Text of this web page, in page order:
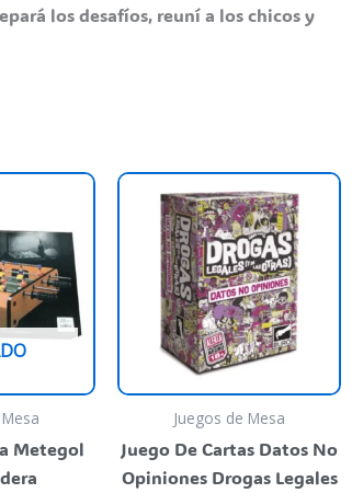
los desafíos, reuní a los chicos y
Metegol
Juegos de Mesa
Juego De Cartas Datos No
Opiniones Drogas Legales